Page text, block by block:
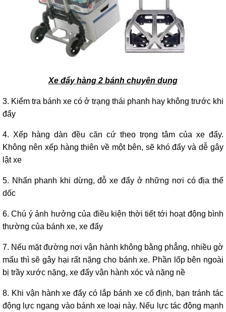
Xe đẩy hàng 2 bánh chuyên dụng
3. Kiểm tra bánh xe có ở trạng thái phanh hay không trước khi
đẩy
4. Xếp hàng dàn đều căn cứ theo trọng tâm của xe đẩy.
Không nên xếp hàng thiên về một bên, sẽ khó đẩy và dễ gây
lật xe
5. Nhấn phanh khi dừng, đỗ xe đẩy ở những nơi có địa thế
dốc
6. Chú ý ảnh hưởng của điều kiện thời tiết tới hoạt động bình
thường của bánh xe, xe đẩy
7. Nếu mặt đường nơi vận hành không bằng phẳng, nhiều gờ
mấu thì sẽ gây hại rất nặng cho bánh xe. Phần lốp bên ngoài
bị trầy xước nặng, xe đẩy vận hành xóc và nặng nề
8. Khi vận hành xe đẩy có lắp bánh xe cố định, bạn tránh tác
động lực ngang vào bánh xe loại này. Nếu lực tác động mạnh